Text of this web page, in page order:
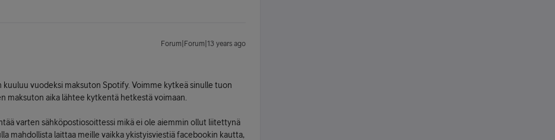
Forum|Forum|13 years ago
vuodeksi maksuton Spotify. Voimme kytkeä sinulle tuon
maksuton aika lähtee kytkentä hetkestä voimaan.
varten sähköpostiosoittessi mikä ei ole aiemmin ollut liitettynä
mahdollista laittaa meille vaikka ykistyisviestiä facebookin kautta,